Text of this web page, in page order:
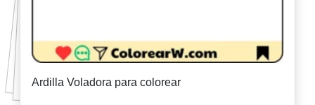
Ardilla Voladora para colorear